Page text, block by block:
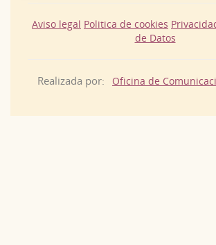
Aviso legal Politica de cookies
de Datos
Realizada por: Oficina de